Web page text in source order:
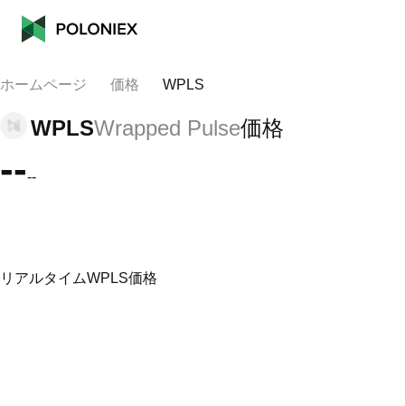
ホームページ 価格 WPLS
WPLSWrapped Pulse価格
----
リアルタイムWPLS価格